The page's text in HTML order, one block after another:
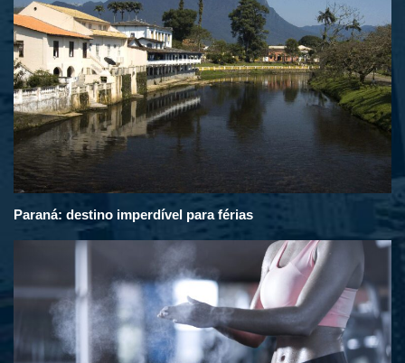
Paraná: destino imperdível para férias